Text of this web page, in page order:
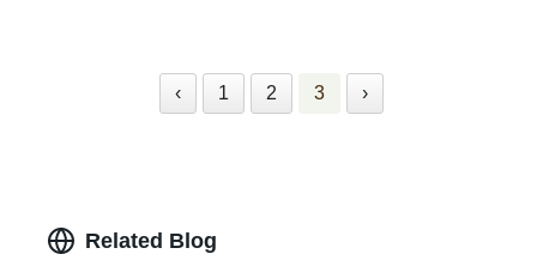
‹ 1 2 3 ›
Related Blog